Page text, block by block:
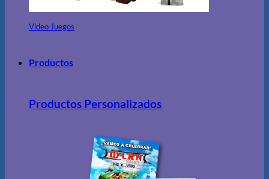
Video Juegos
Productos
Productos Personalizados